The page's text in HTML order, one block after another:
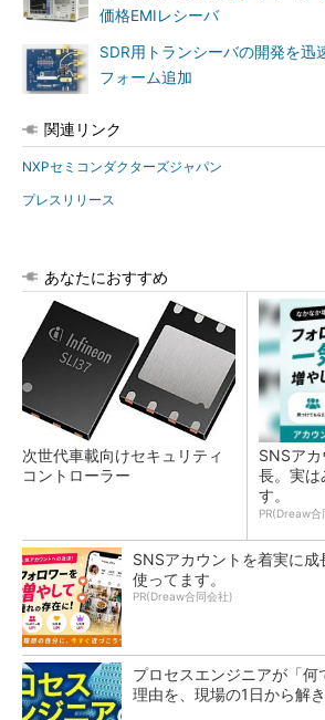
価格EMIレシーバ
SDR用トランシーバの開発を迅
フォーム追加
関連リンク
NXPセミコンダクターズジャパン
プレスリリース
あなたにおすすめ
次世代車載向けセキュリティ
コントローラー
SNSア
長。実は
す。
PR(Dreaw合
SNSアカウントを着実に成
使ってます。
PR(Dreaw合同会社)
プロセスエンジニアが「何
理由を、現場の1日から解